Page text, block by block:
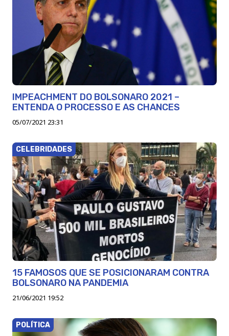
IMPEACHMENT DO BOLSONARO 2021 –
ENTENDA O PROCESSO E AS CHANCES
05/07/2021 23:31
CELEBRIDADES
15 FAMOSOS QUE SE POSICIONARAM CONTRA
BOLSONARO NA PANDEMIA
21/06/2021 19:52
POLÍTICA